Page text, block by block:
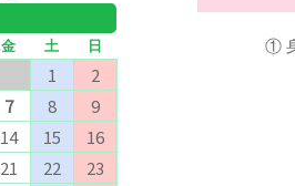
①
金 土 日
1
2
7 8
9
14 15
16
21 22
23